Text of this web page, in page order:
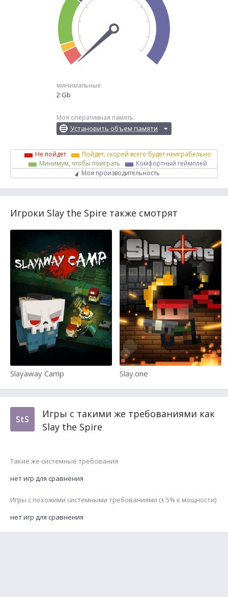
минимальные:
2 Gb
Моя оперативная память:
Установить объем памяти
Не пойдет
Пойдет, скорей всего будет неиграбельно
Минимум, чтобы поиграть
Комфортный геймплей
Моя производительность
Игроки Slay the Spire также смотрят
Slayaway Camp Slay.one
StS
Игры с такими же требованиями как
Slay the Spire
Такие же системные требования
нет игр для сравнения
Игры с похожими системными требованиями (± 5% к мощности)
нет игр для сравнения